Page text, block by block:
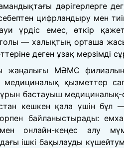
дәрігерлерге
цифрландыру мен
үрдіс емес, өткір
— халықтың орташа
деген ұзақ мерзімді
жаңалығы МӘМС
қызметтер
бастауыш
кешкен қала үшін бұл
байланыстырады:
онлайн-кеңес алу
ішкі бақылауды